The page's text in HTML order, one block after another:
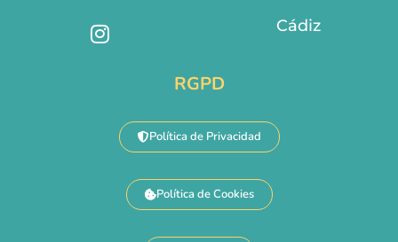
Cádiz
RGPD
Política de Privacidad
Política de Cookies